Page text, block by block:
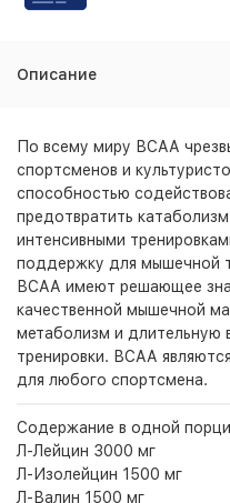
Описание
По всему миру ВСАА
спортсменов и
способностью
предотвратить
интенсивными
поддержку для мышечной
ВСАА имеют решающее
качественной мышечной
метаболизм и длительную
тренировки. ВСАА
для любого спортсмена.
Содержание в одной
Л-Лейцин 3000 мг
Л-Изолейцин 1500 мг
Л-Валин 1500 мг